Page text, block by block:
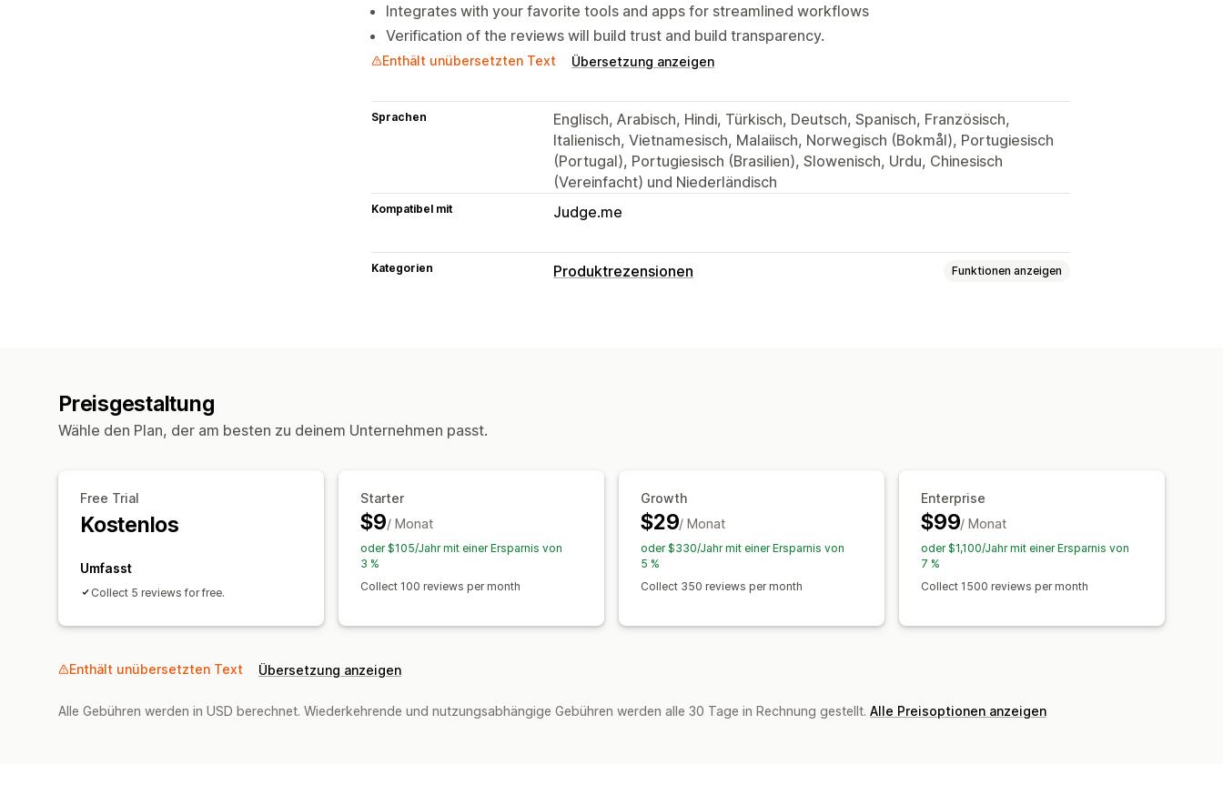
Integrates with your favorite tools and apps for streamlined workflows
Verification of the reviews will build trust and build transparency.
Enthält unübersetzten Text Übersetzung anzeigen
Sprachen
Englisch, Arabisch, Hindi, Türkisch, Deutsch, Spanisch, Französisch,
Italienisch, Vietnamesisch, Malaiisch, Norwegisch (Bokmål), Portugiesisch
(Portugal), Portugiesisch (Brasilien), Slowenisch, Urdu, Chinesisch
(Vereinfacht) und Niederländisch
Kompatibel mit Judge.me
Kategorien Produktrezensionen Funktionen anzeigen
Preisgestaltung
Wähle den Plan, der am besten zu deinem Unternehmen passt.
Free Trial
Kostenlos
Umfasst
Collect 5 reviews for free.
Starter
$9/ Monat
oder $105/Jahr mit einer Ersparnis von
3 %
Collect 100 reviews per month
Growth
$29/ Monat
oder $330/Jahr mit einer Ersparnis von
5 %
Collect 350 reviews per month
Enterprise
$99/ Monat
oder $1,100/Jahr mit einer Ersparnis von
7 %
Collect 1500 reviews per month
Enthält unübersetzten Text Übersetzung anzeigen
Alle Gebühren werden in USD berechnet. Wiederkehrende und nutzungsabhängige Gebühren werden alle 30 Tage in Rechnung gestellt. Alle Preisoptionen anzeigen